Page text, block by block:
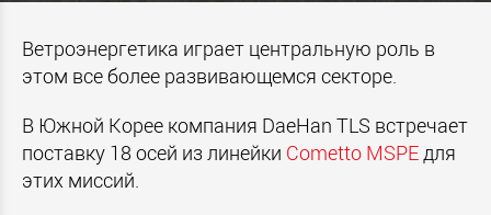
Ветроэнергетика играет центральную роль в
этом все более развивающемся секторе.
В Южной Корее компания DaeHan TLS встречает
поставку 18 осей из линейки Cometto MSPEдля
этих миссий.